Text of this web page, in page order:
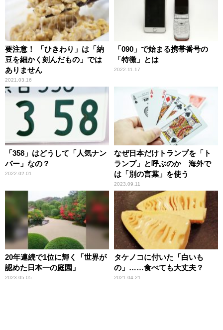
要注意！ 「ひきわり」は「納
豆を細かく刻んだもの」では
ありません
2021.03.16
「090」で始まる携帯番号の
「特徴」とは
2022.11.17
「358」はどうして「人気ナン
バー」なの？
2022.02.01
なぜ日本だけトランプを「ト
ランプ」と呼ぶのか 海外で
は「別の言葉」を使う
2023.09.11
20年連続で1位に輝く「世界が
認めた日本一の庭園」
2023.05.05
タケノコに付いた「白いも
の」……食べても大丈夫？
2021.04.21